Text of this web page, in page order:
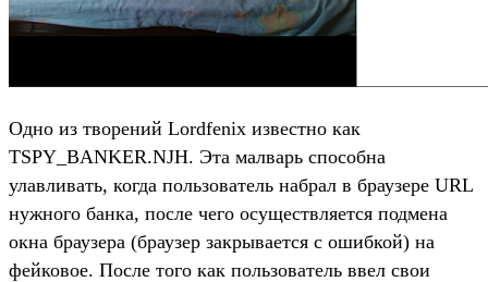
Одно из творений Lordfenix известно как
TSPY_BANKER.NJH. Эта малварь способна
улавливать, когда пользователь набрал в браузере URL
нужного банка, после чего осуществляется подмена
окна браузера (браузер закрывается с ошибкой) на
фейковое. После того как пользователь ввел свои